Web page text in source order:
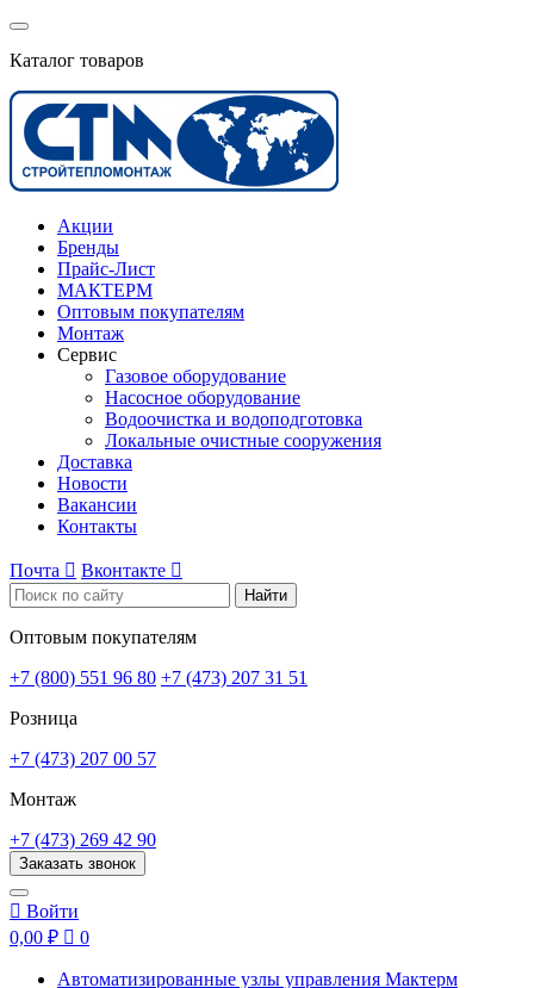
Каталог товаров
Акции
Бренды
Прайс-Лист
МАКТЕРМ
Оптовым покупателям
Монтаж
Сервис
Газовое оборудование
Насосное оборудование
Водоочистка и водоподготовка
Локальные очистные сооружения
Доставка
Новости
Вакансии
Контакты
Почта  Вконтакте 
Найти
Оптовым покупателям
+7 (800) 551 96 80 +7 (473) 207 31 51
Розница
+7 (473) 207 00 57
Монтаж
+7 (473) 269 42 90
Заказать звонок
 Войти
0,00 ₽  0
Автоматизированные узлы управления Мактерм